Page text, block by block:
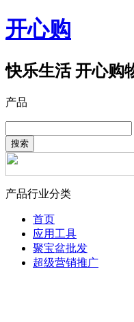
开心购
快乐生活 开心购
产品
搜索
产品行业分类
首页
应用工具
聚宝盆批发
超级营销推广